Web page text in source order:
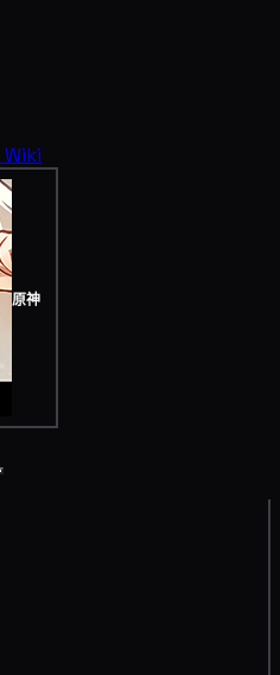
Wiki
原神